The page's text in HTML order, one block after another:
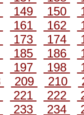
149 150
161 162
173 174
185 186
197 198
209 210
221 222
233 234